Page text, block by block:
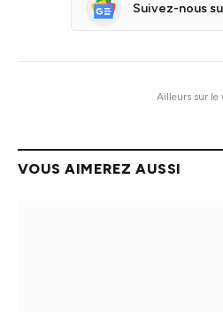
Suivez-nous
Ailleurs sur le
VOUS AIMEREZ AUSSI